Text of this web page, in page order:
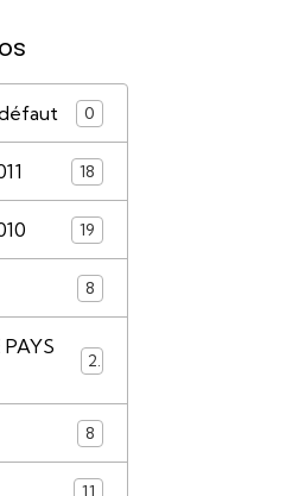
0
18
19
8
PAYS
2
8
11